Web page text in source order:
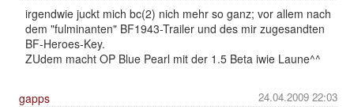
irgendwie juckt mich bc(2) nich mehr so ganz; vor allem nach
dem "fulminanten" BF1943-Trailer und des mir zugesandten
BF-Heroes-Key.
ZUdem macht OP Blue Pearl mit der 1.5 Beta iwie Laune^^
24.04.2009 22:03
gapps